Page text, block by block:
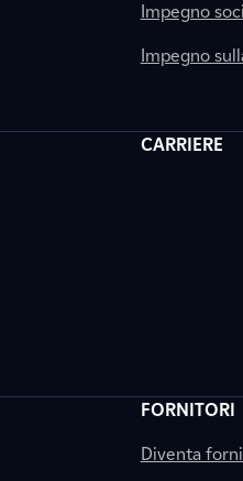
Impegno
Impegno
CARRIERE
FORNITORI
Diventa